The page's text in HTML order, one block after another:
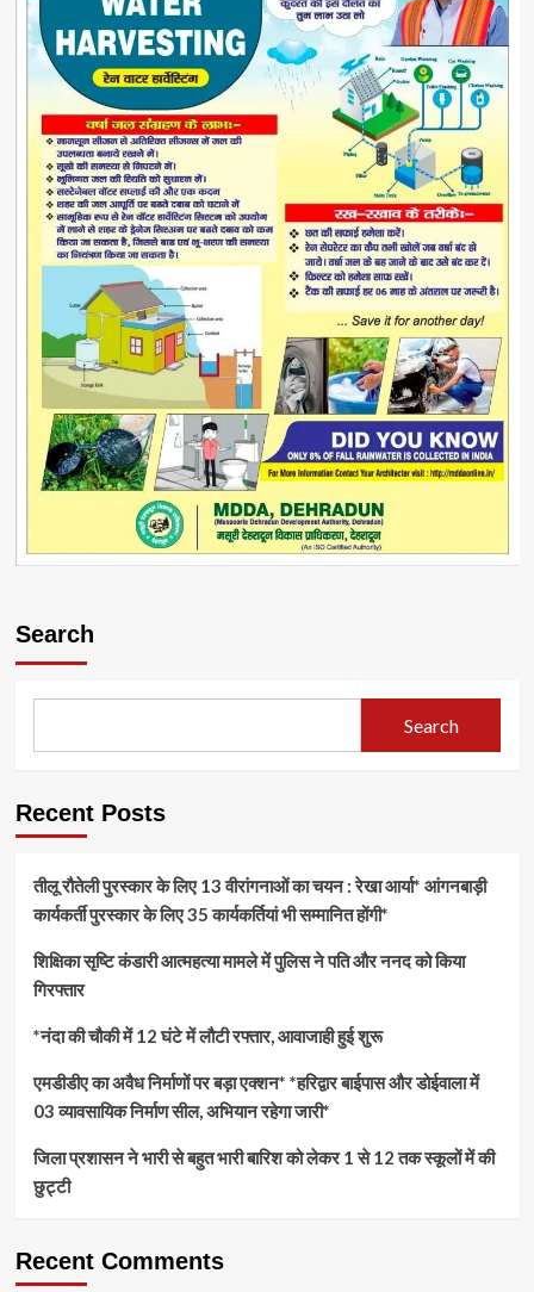
Search
Search
Recent Posts
तीलू रौतेली पुरस्कार के लिए 13 वीरांगनाओं का चयन : रेखा आर्या* आंगनबाड़ी
कार्यकर्ती पुरस्कार के लिए 35 कार्यकर्तियां भी सम्मानित होंगी*
शिक्षिका सृष्टि कंडारी आत्महत्या मामले में पुलिस ने पति और ननद को किया
गिरफ्तार
*नंदा की चौकी में 12 घंटे में लौटी रफ्तार, आवाजाही हुई शुरू
एमडीडीए का अवैध निर्माणों पर बड़ा एक्शन* *हरिद्वार बाईपास और डोईवाला में
03 व्यावसायिक निर्माण सील, अभियान रहेगा जारी*
जिला प्रशासन ने भारी से बहुत भारी बारिश को लेकर 1 से 12 तक स्कूलों में की
छुट्टी
Recent Comments